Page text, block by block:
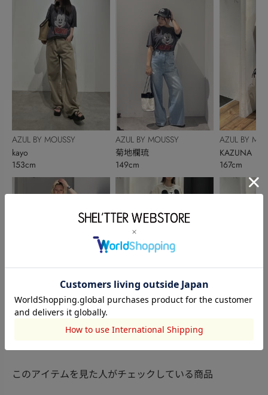
AZUL BY MOUSSY
kayo
153cm
AZUL BY MOUSSY
AZUL BY MOUSSY
菊地欄琉
149cm
KAZUNA
AZUL BY
KAZUNA
167cm
このアイテムを見た人がチェックしている商品